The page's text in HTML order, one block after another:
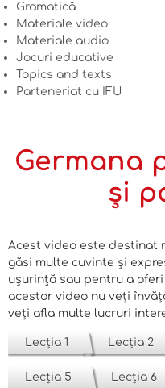
Gramatică
Materiale video
Materiale audio
Jocuri educative
Topics and texts
Parteneriat cu IFU
Germana
și
Acest video este destinat
găsi multe cuvinte și
ușurință sau pentru a
acestor video nu veți
veți afla multe lucruri
Lecția 1 Lecția 2
Lecția 5 Lecția 6